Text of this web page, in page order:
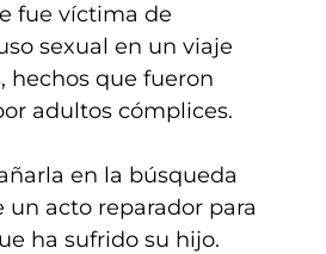
fue víctima de
sexual en un viaje
hechos que fueron
adultos cómplices.
en la búsqueda
un acto reparador para
ha sufrido su hijo.